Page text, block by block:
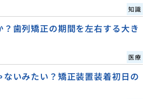
知識
？歯列矯正の期間を左右する大き
医療
ないみたい？矯正装置装着初日の